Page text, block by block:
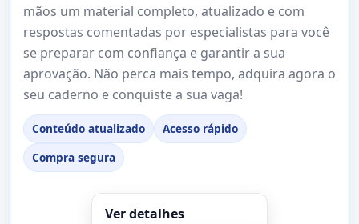
mãos um material completo, atualizado e com
respostas comentadas por especialistas para você
se preparar com confiança e garantir a sua
aprovação. Não perca mais tempo, adquira agora o
seu caderno e conquiste a sua vaga!
Conteúdo atualizado
Acesso rápido
Compra segura
Ver detalhes